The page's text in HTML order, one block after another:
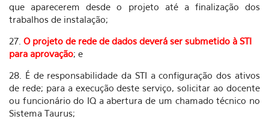
que aparecerem desde o projeto até a finalização dos
trabalhos de instalação;
27. O projeto de rede de dados deverá ser submetido à STI
para aprovação; e
28. É de responsabilidade da STI a configuração dos ativos
de rede; para a execução deste serviço, solicitar ao docente
ou funcionário do IQ a abertura de um chamado técnico no
Sistema Taurus;